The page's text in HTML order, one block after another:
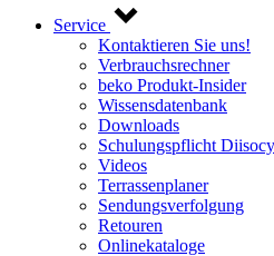
Service
Kontaktieren Sie uns!
Verbrauchsrechner
beko Produkt-Insider
Wissensdatenbank
Downloads
Schulungspflicht
Videos
Terrassenplaner
Sendungsverfolgung
Retouren
Onlinekataloge